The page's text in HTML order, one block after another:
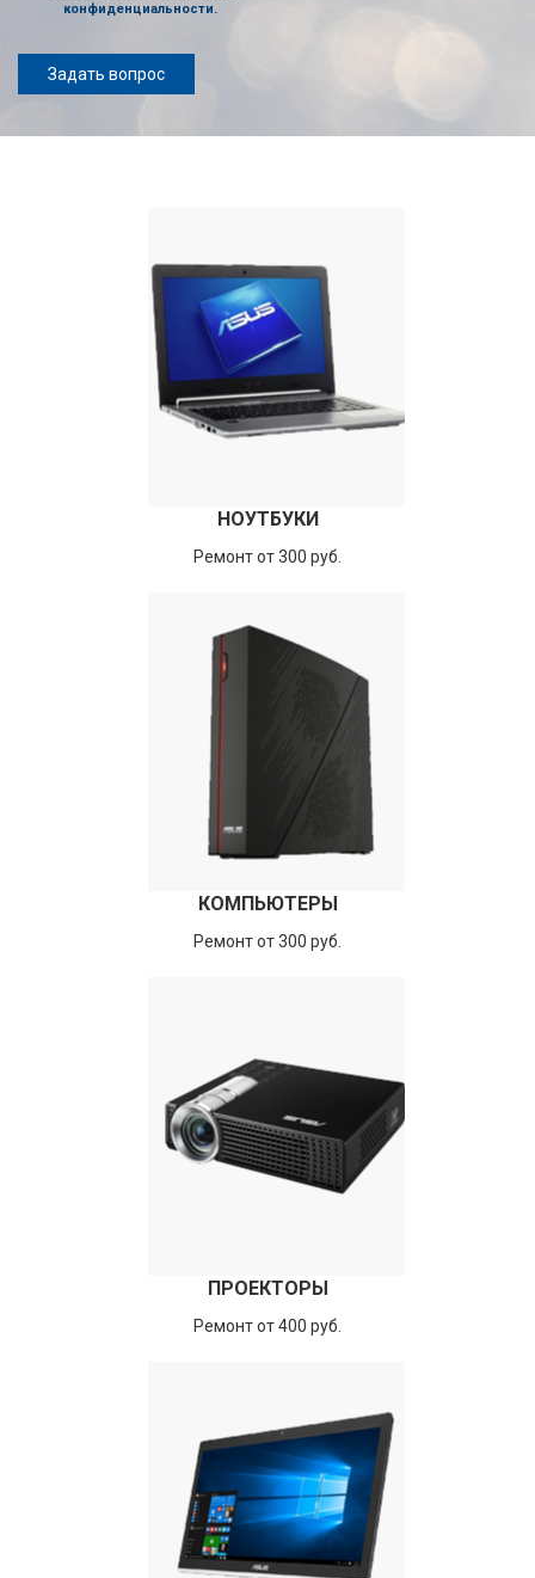
конфиденциальности.
Задать вопрос
НОУТБУКИ
Ремонт от 300 руб.
КОМПЬЮТЕРЫ
Ремонт от 300 руб.
ПРОЕКТОРЫ
Ремонт от 400 руб.